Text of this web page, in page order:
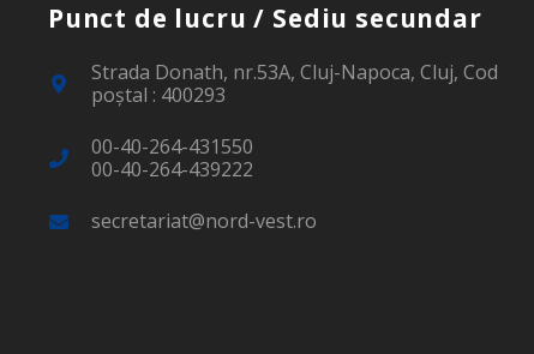
Punct de lucru / Sediu secundar
Strada Donath, nr.53A, Cluj-Napoca, Cluj, Cod
poştal : 400293
00-40-264-431550
00-40-264-439222
secretariat@nord-vest.ro